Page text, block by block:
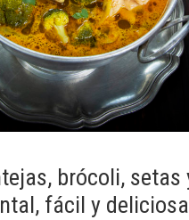
brócoli, setas
fácil y deliciosa